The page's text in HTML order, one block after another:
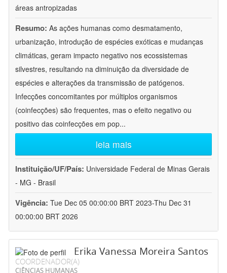
áreas antropizadas
Resumo: As ações humanas como desmatamento,
urbanização, introdução de espécies exóticas e mudanças
climáticas, geram impacto negativo nos ecossistemas
silvestres, resultando na diminuição da diversidade de
espécies e alterações da transmissão de patógenos.
Infecções concomitantes por múltiplos organismos
(coinfecções) são frequentes, mas o efeito negativo ou
positivo das coinfecções em pop...
leia mais
Instituição/UF/País: Universidade Federal de Minas Gerais
- MG - Brasil
Vigência: Tue Dec 05 00:00:00 BRT 2023-Thu Dec 31
00:00:00 BRT 2026
Erika Vanessa Moreira Santos
COORDENADOR(A)
CIÊNCIAS HUMANAS